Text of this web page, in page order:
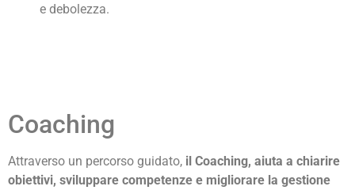
e debolezza.
Coaching
Attraverso un percorso guidato, il Coaching, aiuta a chiarire
obiettivi, sviluppare competenze e migliorare la gestione